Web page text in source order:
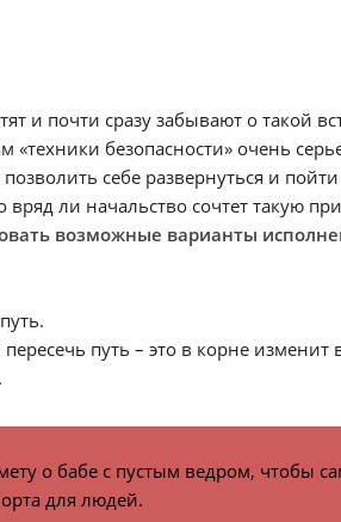
и почти сразу забывают о такой
«техники безопасности» очень
себе развернуться и
вряд ли начальство сочтет такую
возможные варианты
путь – это в корне изменит
о бабе с пустым ведром, чтобы
для людей.